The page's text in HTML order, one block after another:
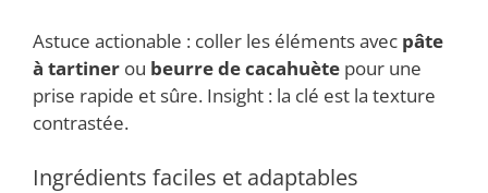
Astuce actionable : coller les éléments avec pâte
à tartiner ou beurre de cacahuète pour une
prise rapide et sûre. Insight : la clé est la texture
contrastée.
Ingrédients faciles et adaptables